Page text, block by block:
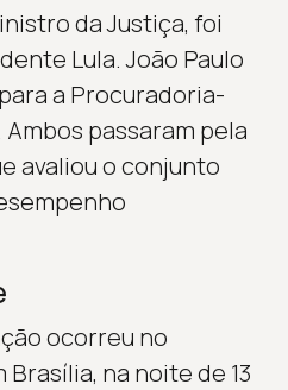
da Justiça, foi
Lula. João Paulo
a Procuradoria-
passaram pela
avaliou o conjunto
ocorreu no
na noite de 13